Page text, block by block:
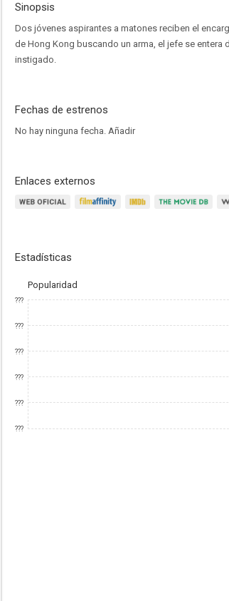
Sinopsis
Dos jóvenes aspirantes a matones reciben el
de Hong Kong buscando un arma, el jefe se
instigado.
Fechas de estrenos
No hay ninguna fecha. Añadir
Enlaces externos
Estadísticas
Popularidad
???
???
???
???
???
???